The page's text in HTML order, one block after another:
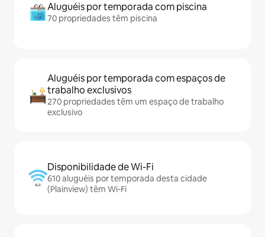
Aluguéis por temporada com piscina
70 propriedades têm piscina
Aluguéis por temporada com espaços de
trabalho exclusivos
270 propriedades têm um espaço de trabalho
exclusivo
Disponibilidade de Wi-Fi
610 aluguéis por temporada desta cidade
(Plainview) têm Wi-Fi